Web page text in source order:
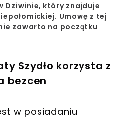
Dziwinie, który znajduje
Umowę z tej
zawarto na początku
Szydło korzysta z
bezcen
w posiadaniu